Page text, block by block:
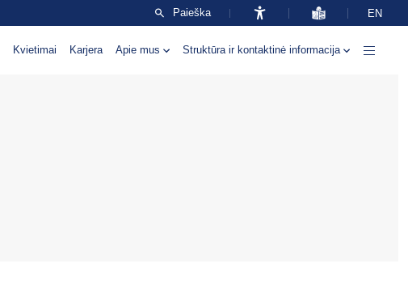
Paieška EN
Kvietimai Karjera Apie mus Struktūra ir kontaktinė informacija